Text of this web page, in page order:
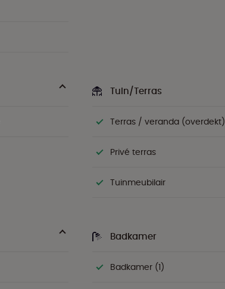
Tuin/Terras
Terras / veranda (overdekt)
Privé terras
Tuinmeubilair
Badkamer
Badkamer (1)